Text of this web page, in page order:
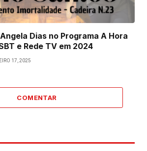
Dias no Programa A Hora
e Rede TV em 2024
17, 2025
COMENTAR